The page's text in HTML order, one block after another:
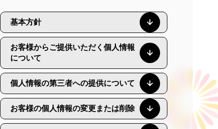
基本方針
お客様からご提供いただく個人情報
について
個人情報の第三者への提供について
お客様の個人情報の変更または削除